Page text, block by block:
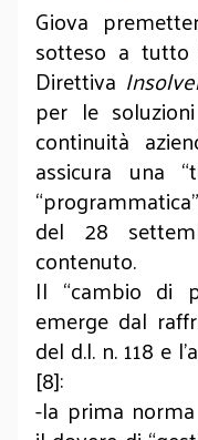
Giova
sotteso a tutto
Direttiva
per le
continuità
assicura una
del 28
contenuto.
Il “cambio di
emerge dal
del d.l. n. 118 e
[8]:
-la prima